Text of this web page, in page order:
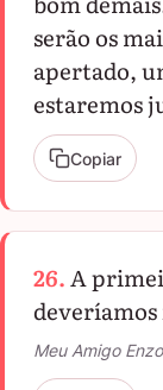
serão os
apertado,
estaremos
Copiar
26.A
Meu Amigo Enzo